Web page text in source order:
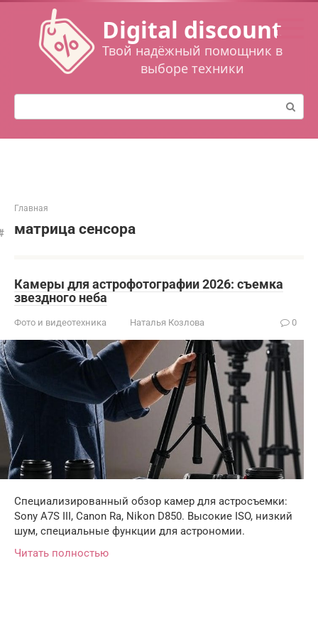
Перейти
контенту
Digital discount
Твой надёжный помощник в
выборе техники
Поиск:
Главная
матрица сенсора
Камеры для астрофотографии 2026: съемка
звездного неба
Фото и видеотехника Наталья Козлова 0
Специализированный обзор камер для астросъемки:
Sony A7S III, Canon Ra, Nikon D850. Высокие ISO, низкий
шум, специальные функции для астрономии.
Читать полностью